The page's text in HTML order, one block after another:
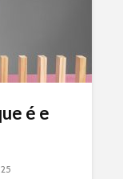
é e